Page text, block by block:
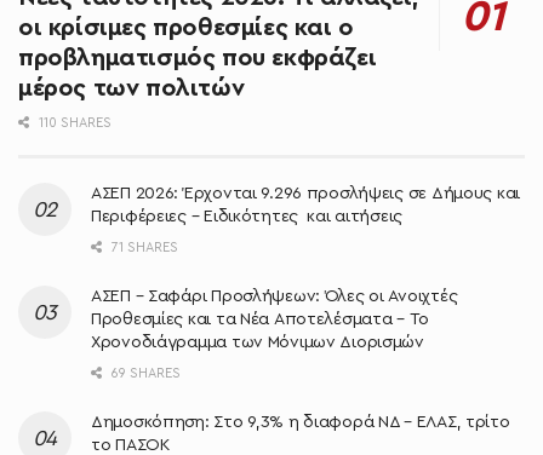
οι κρίσιμες προθεσμίες και ο
προβληματισμός που εκφράζει
μέρος των πολιτών
110 SHARES
ΑΣΕΠ 2026: Έρχονται 9.296 προσλήψεις σε Δήμους και
Περιφέρειες – Ειδικότητες και αιτήσεις
71 SHARES
ΑΣΕΠ – Σαφάρι Προσλήψεων: Όλες οι Ανοιχτές
Προθεσμίες και τα Νέα Αποτελέσματα – Το
Χρονοδιάγραμμα των Μόνιμων Διορισμών
69 SHARES
Δημοσκόπηση: Στο 9,3% η διαφορά ΝΔ – ΕΛΑΣ, τρίτο
το ΠΑΣΟΚ